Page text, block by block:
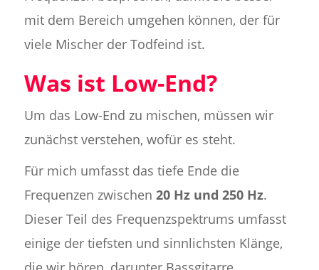
mit dem Bereich umgehen können, der für
viele Mischer der Todfeind ist.
Was ist Low-End?
Um das Low-End zu mischen, müssen wir
zunächst verstehen, wofür es steht.
Für mich umfasst das tiefe Ende die
Frequenzen zwischen 20 Hz und 250 Hz.
Dieser Teil des Frequenzspektrums umfasst
einige der tiefsten und sinnlichsten Klänge,